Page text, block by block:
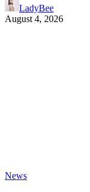
LadyBee
August 4, 2026
News